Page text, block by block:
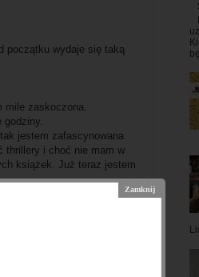
początku wydaje się taką
mile zaskoczona.
godziny.
jestem zafascynowana
thrillery i choć nie mam w
książek. Już teraz jestem
lekkich thrillerów oraz
które sprawiają, że na
na tak.